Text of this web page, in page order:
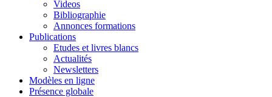
Videos
Bibliographie
Annonces formations
Publications
Etudes et livres blancs
Actualités
Newsletters
Modèles en ligne
Présence globale